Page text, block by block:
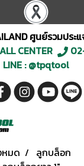
ศูนย์รวมปร
CENTER
LINE : @tpqtool
หมด
ลูกบล็อก